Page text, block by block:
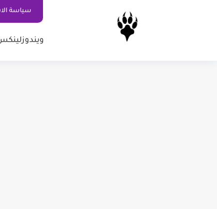
سياسة
ويندوز